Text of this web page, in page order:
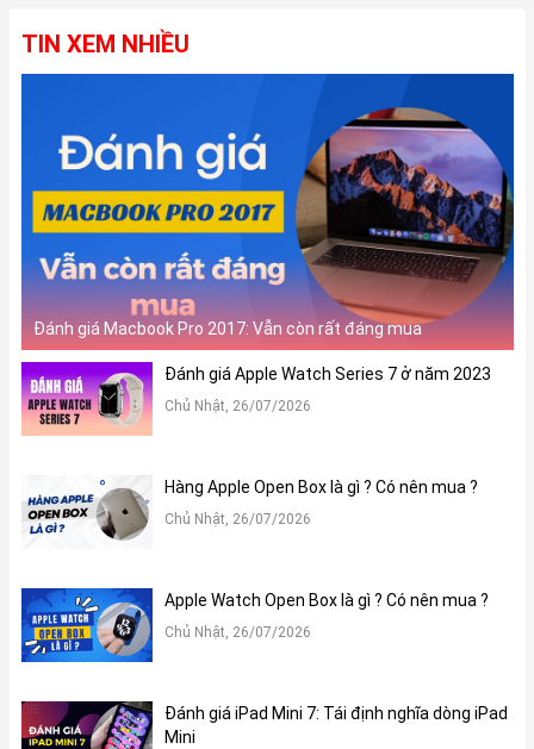
TIN XEM NHIỀU
Đánh giá Macbook Pro 2017: Vẫn còn rất đáng mua
Đánh giá Apple Watch Series 7 ở năm 2023
Chủ Nhật, 26/07/2026
Hàng Apple Open Box là gì ? Có nên mua ?
Chủ Nhật, 26/07/2026
Apple Watch Open Box là gì ? Có nên mua ?
Chủ Nhật, 26/07/2026
Đánh giá iPad Mini 7: Tái định nghĩa dòng iPad
Mini